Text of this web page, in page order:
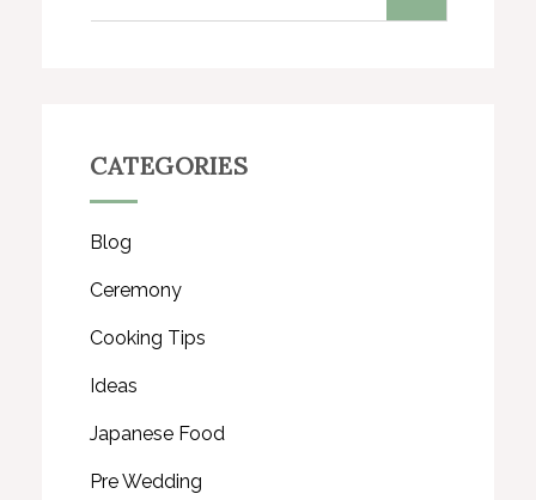
CATEGORIES
Blog
Ceremony
Cooking Tips
Ideas
Japanese Food
Pre Wedding